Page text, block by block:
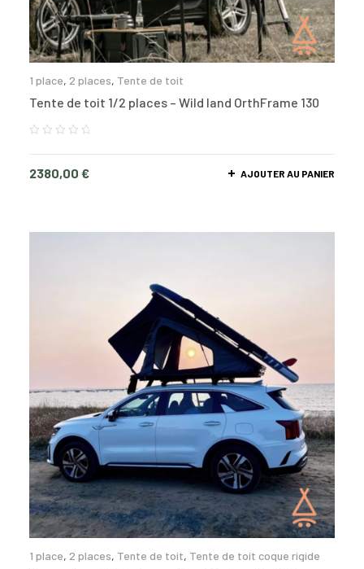
1 place, 2 places, Tente de toit
Tente de toit 1/2 places – Wild land OrthFrame 130
2380,00 € AJOUTER AU PANIER
1 place, 2 places, Tente de toit, Tente de toit coque rigide